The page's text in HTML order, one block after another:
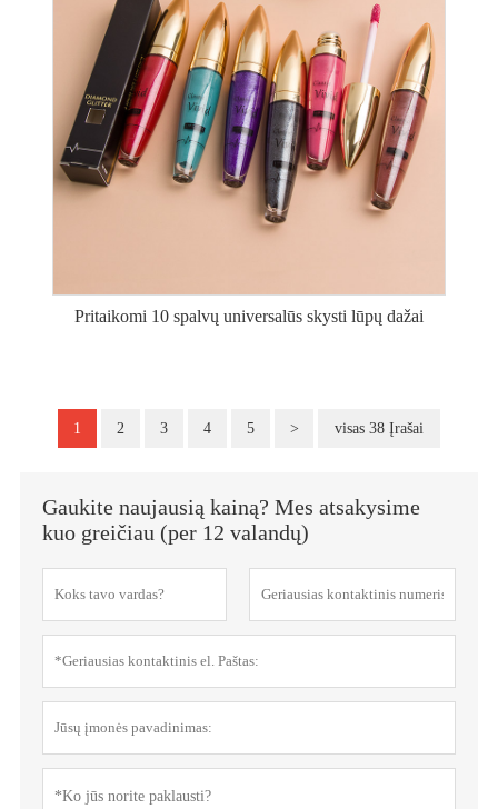
Pritaikomi 10 spalvų universalūs skysti lūpų dažai
1 2 3 4 5 > visas 38 Įrašai
Gaukite naujausią kainą? Mes atsakysime
kuo greičiau (per 12 valandų)